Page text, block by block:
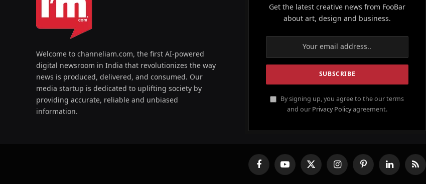
Welcome to channeliam.com, the first AI-powered
digital newsroom in India that revolutionizes the way
news is produced, delivered, and consumed. Our
media startup is dedicated to uplifting society by
providing accurate, reliable and unbiased
information.
Get the latest creative news from FooBar
about art, design and business.
By signing up, you agree to the our terms
and our Privacy Policyagreement.
FacebookYouTubeX
InstagramPinterestLinkedInRSS